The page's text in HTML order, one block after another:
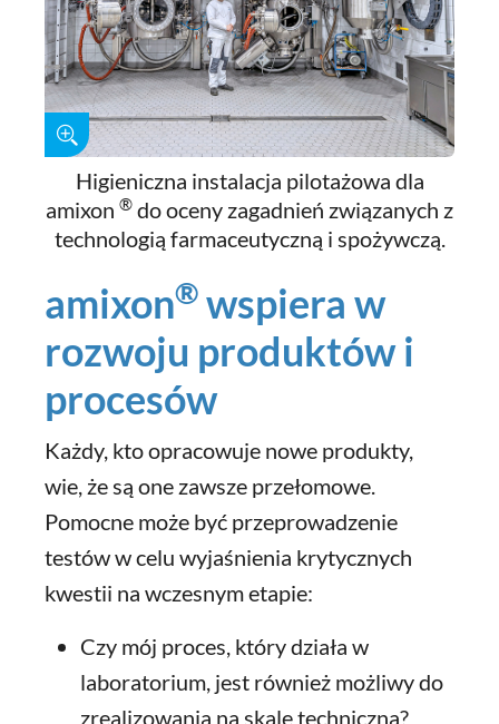
Higieniczna instalacja pilotażowa dla
amixon ® do oceny zagadnień związanych z
technologią farmaceutyczną i spożywczą.
amixon® wspiera w
rozwoju produktów i
procesów
Każdy, kto opracowuje nowe produkty,
wie, że są one zawsze przełomowe.
Pomocne może być przeprowadzenie
testów w celu wyjaśnienia krytycznych
kwestii na wczesnym etapie:
Czy mój proces, który działa w
laboratorium, jest również możliwy do
zrealizowania na skalę techniczną?